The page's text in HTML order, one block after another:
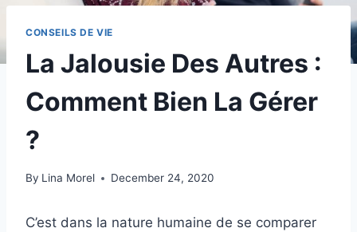
CONSEILS DE VIE
La Jalousie Des Autres :
Comment Bien La Gérer
?
By Lina Morel December 24, 2020
C’est dans la nature humaine de se comparer